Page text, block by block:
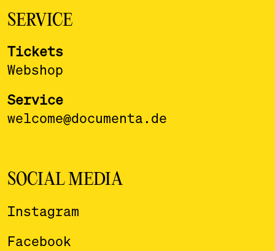
SERVICE
Tickets
Webshop
Service
welcome@documenta.de
SOCIAL MEDIA
Instagram
Facebook